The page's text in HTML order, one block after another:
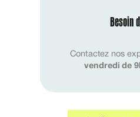
Besoin
Contactez nos
vendredi de